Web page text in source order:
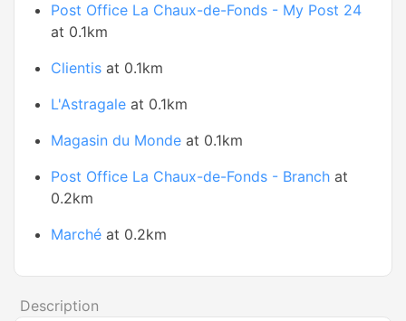
Post Office La Chaux-de-Fonds - My Post 24
at 0.1km
Clientis at 0.1km
L'Astragale at 0.1km
Magasin du Monde at 0.1km
Post Office La Chaux-de-Fonds - Branch at
0.2km
Marché at 0.2km
Description